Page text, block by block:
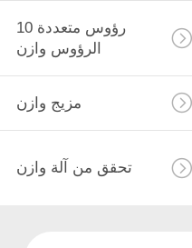
10 رؤوس متعددة
الرؤوس وازن
مزيج وازن
تحقق من آلة وازن